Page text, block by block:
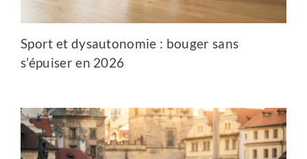
Sport et dysautonomie : bouger sans
s’épuiser en 2026